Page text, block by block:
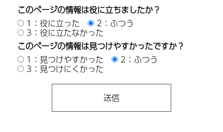
このページの情報は役に立ちましたか？
1：役に立った
2：ふつう
3：役に立たなかった
このページの情報は見つけやすかったですか？
1：見つけやすかった
2：ふつう
3：見つけにくかった